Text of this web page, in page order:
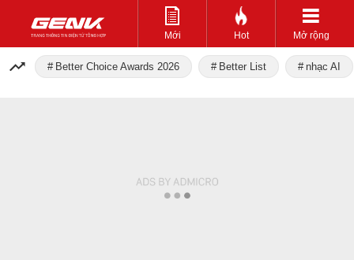
Mới Hot Mở rộng
Better Choice Awards 2026 Better List nhạc AI